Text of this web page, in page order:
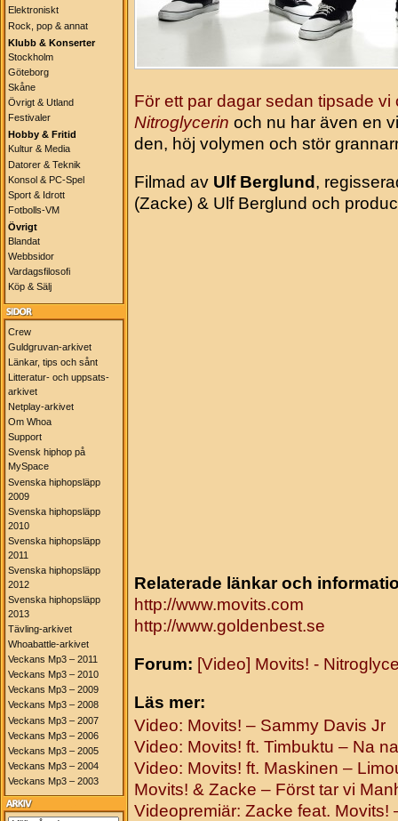
Elektroniskt
Rock, pop & annat
Klubb & Konserter
Stockholm
Göteborg
Skåne
Övrigt & Utland
Festivaler
Hobby & Fritid
Kultur & Media
Datorer & Teknik
Konsol & PC-Spel
Sport & Idrott
Fotbolls-VM
Övrigt
Blandat
Webbsidor
Vardagsfilosofi
Köp & Sälj
Crew
Guldgruvan-arkivet
Länkar, tips och sånt
Litteratur- och uppsats-
arkivet
Netplay-arkivet
Om Whoa
Support
Svensk hiphop på
MySpace
Svenska hiphopsläpp
2009
Svenska hiphopsläpp
2010
Svenska hiphopsläpp
2011
Svenska hiphopsläpp
2012
Svenska hiphopsläpp
2013
Tävling-arkivet
Whoabattle-arkivet
Veckans Mp3 – 2011
Veckans Mp3 – 2010
Veckans Mp3 – 2009
Veckans Mp3 – 2008
Veckans Mp3 – 2007
Veckans Mp3 – 2006
Veckans Mp3 – 2005
Veckans Mp3 – 2004
Veckans Mp3 – 2003
För ett par dagar sedan tipsade
Nitroglycerin och nu har även en
den, höj volymen och stör
Filmad av Ulf Berglund ,
(Zacke) & Ulf Berglund och
Relaterade länkar och
http://www.movits.com
http://www.goldenbest.se
Forum: [Video] Movits! -
Läs mer:
Video: Movits! – Sammy Davis Jr
Video: Movits! ft. Timbuktu – Na
Video: Movits! ft. Maskinen –
Movits! & Zacke – Först tar vi
Videopremiär: Zacke feat. Movits!